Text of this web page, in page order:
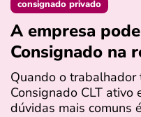
consignado privado
A empresa
Consignado na
Quando o
Consignado CLT ativo
dúvidas mais comuns